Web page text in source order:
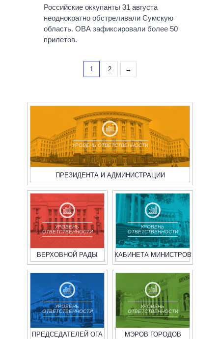
Российские оккупанты 31 августа
неоднократно обстреливали Сумскую
область. ОВА зафиксировали более 50
прилетов.
1 2 →
УРОВЕНЬ ОТВЕТСТВЕННОСТИ
ПРЕЗИДЕНТА И АДМИНИСТРАЦИИ
УРОВЕНЬ
ОТВЕТСТВЕННОСТИ
ВЕРХОВНОЙ РАДЫ
УРОВЕНЬ
ОТВЕТСТВЕННОСТИ
КАБИНЕТА МИНИСТРОВ
УРОВЕНЬ
ОТВЕТСТВЕННОСТИ
ПРЕДСЕДАТЕЛЕЙ ОГА
УРОВЕНЬ
ОТВЕТСТВЕННОСТИ
МЭРОВ ГОРОДОВ